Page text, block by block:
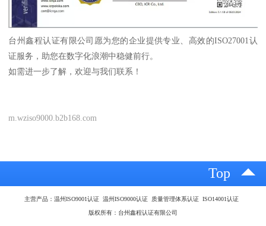
台州鑫程认证有限公司愿为您的企业提供专业、高效的ISO27001认
证服务，助您在数字化浪潮中稳健前行。
如需进一步了解，欢迎与我们联系！
m.wziso9000.b2b168.com
Top
主营产品：温州ISO9001认证 温州ISO9000认证 质量管理体系认证 ISO14001认证
版权所有：台州鑫程认证有限公司